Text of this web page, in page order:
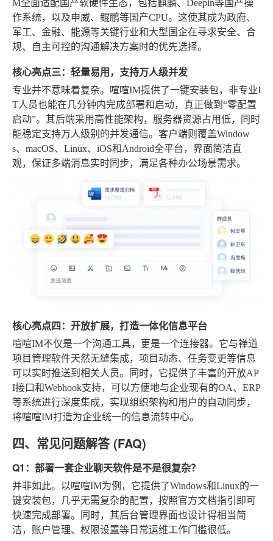
M全面适配国产软硬件生态，包括麒麟、Deepin等国产操
作系统，以及申威、鲲鹏等国产CPU。这使其成为政府、
军工、金融、能源等关键行业和大型国企在寻求安全、合
规、自主可控的沟通解决方案时的优先选择。
核心亮点三：轻量易用，支持万人级并发
专业并不意味着复杂。喧喧IM提供了一键安装包，非专业I
T人员也能在几分钟内完成部署和启动，真正做到“零配置
启动”。其后端采用高性能架构，服务器资源占用低，同时
能稳定支持万人级别的并发通信。客户端则覆盖Window
s、macOS、Linux、iOS和Android全平台，界面简洁直
观，保证多端消息实时同步，满足各种办公场景需求。
核心亮点四：开放扩展，打造一体化信息平台
喧喧IM不仅是一个沟通工具，更是一个连接器。它与禅道
项目管理软件天然无缝集成，项目动态、任务变更等信息
可以实时推送到相关人员。同时，它提供了丰富的开放AP
I接口和Webhook支持，可以方便地与企业现有的OA、ERP
等系统进行深度集成，实现组织架构和用户的自动同步，
将喧喧IM打造为企业统一的信息流转中心。
四、常见问题解答 (FAQ)
Q1：部署一套企业聊天软件是不是很复杂？
并非如此。以喧喧IM为例，它提供了Windows和Linux的一
键安装包，几乎无需复杂的配置，按照官方文档指引即可
快速完成部署。同时，其后台管理界面也设计得相当简
洁，账户管理、权限设置等日常运维工作门槛很低。